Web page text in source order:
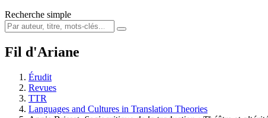
Recherche simple
Fil d'Ariane
Érudit
Revues
TTR
Languages and Cultures in Translation Theories